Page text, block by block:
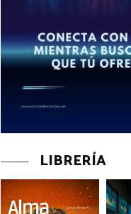
LIBRERÍA